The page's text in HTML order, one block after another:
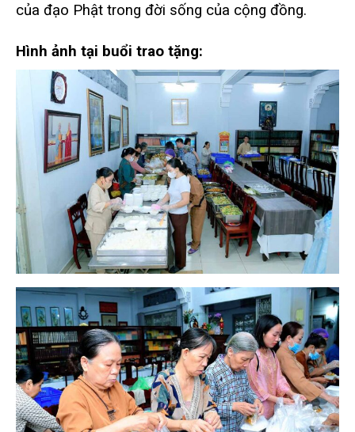
của đạo Phật trong đời sống của cộng đồng.
Hình ảnh tại buổi trao tặng: